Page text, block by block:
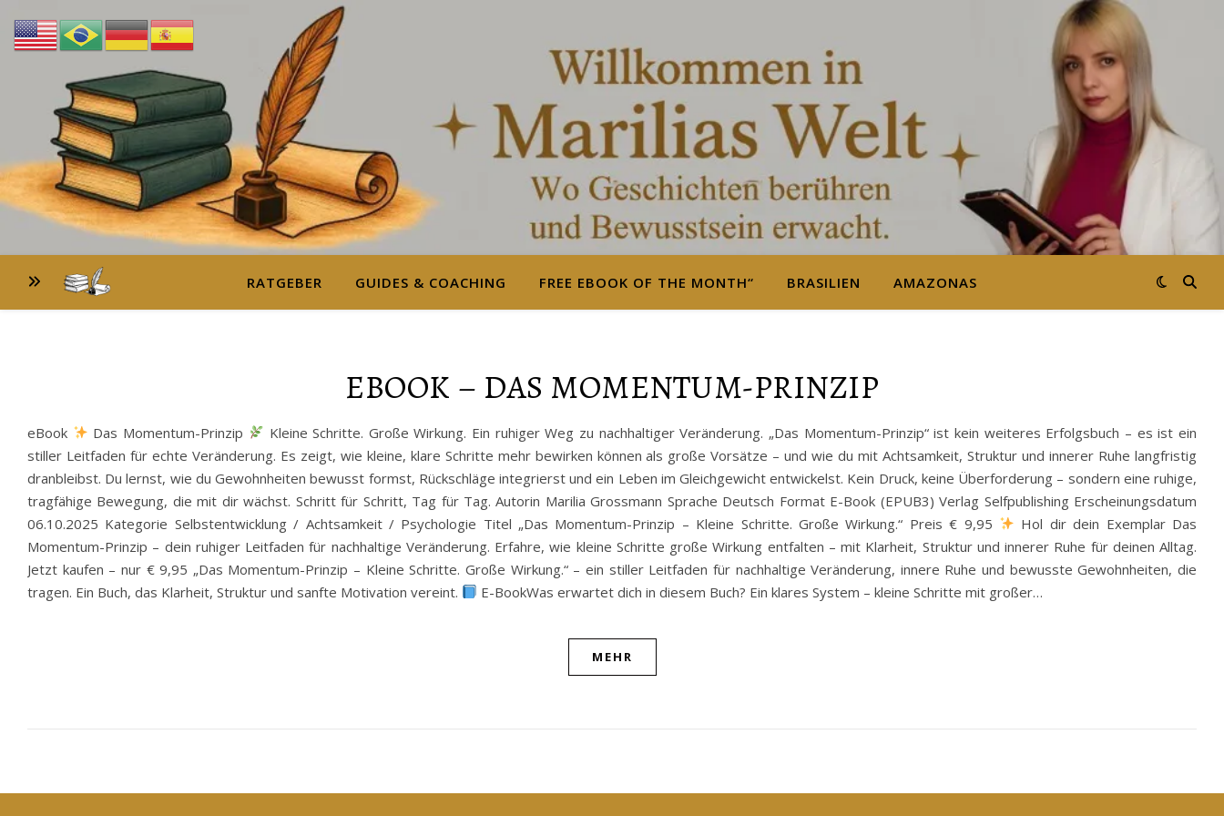
RATGEBER GUIDES & COACHING FREE EBOOK OF THE MONTH“ BRASILIEN AMAZONAS
EBOOK – DAS MOMENTUM-PRINZIP
eBook Das Momentum-Prinzip
Kleine Schritte. Große Wirkung. Ein ruhiger Weg zu nachhaltiger Veränderung. „Das Momentum-Prinzip“ ist kein weiteres Erfolgsbuch – es ist ein
stiller Leitfaden für echte Veränderung. Es zeigt, wie kleine, klare Schritte mehr bewirken können als große Vorsätze – und wie du mit Achtsamkeit, Struktur und innerer Ruhe langfristig
dranbleibst. Du lernst, wie du Gewohnheiten bewusst formst, Rückschläge integrierst und ein Leben im Gleichgewicht entwickelst. Kein Druck, keine Überforderung – sondern eine ruhige,
tragfähige Bewegung, die mit dir wächst. Schritt für Schritt, Tag für Tag. Autorin Marilia Grossmann Sprache Deutsch Format E-Book (EPUB3) Verlag Selfpublishing Erscheinungsdatum
06.10.2025 Kategorie Selbstentwicklung / Achtsamkeit / Psychologie Titel „Das Momentum-Prinzip – Kleine Schritte. Große Wirkung.“ Preis € 9,95
Hol dir dein Exemplar Das
Momentum-Prinzip – dein ruhiger Leitfaden für nachhaltige Veränderung. Erfahre, wie kleine Schritte große Wirkung entfalten – mit Klarheit, Struktur und innerer Ruhe für deinen Alltag.
Jetzt kaufen – nur € 9,95 „Das Momentum-Prinzip – Kleine Schritte. Große Wirkung.“ – ein stiller Leitfaden für nachhaltige Veränderung, innere Ruhe und bewusste Gewohnheiten, die
tragen. Ein Buch, das Klarheit, Struktur und sanfte Motivation vereint.
E-BookWas erwartet dich in diesem Buch? Ein klares System – kleine Schritte mit großer…
MEHR